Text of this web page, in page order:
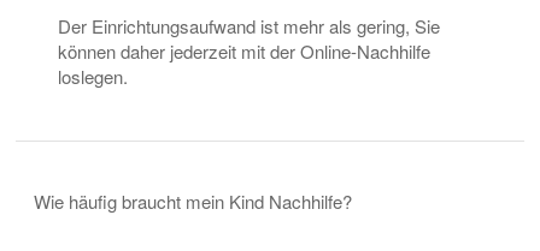
Der Einrichtungsaufwand ist mehr als gering, Sie
können daher jederzeit mit der Online-Nachhilfe
loslegen.
Wie häufig braucht mein Kind Nachhilfe?